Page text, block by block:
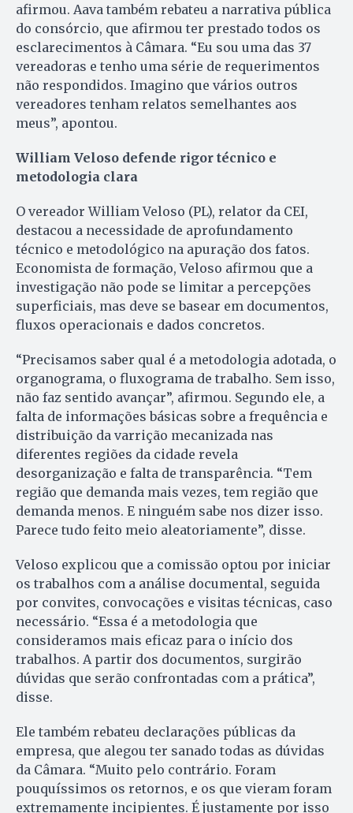
afirmou. Aava também rebateu a narrativa pública
do consórcio, que afirmou ter prestado todos os
esclarecimentos à Câmara. “Eu sou uma das 37
vereadoras e tenho uma série de requerimentos
não respondidos. Imagino que vários outros
vereadores tenham relatos semelhantes aos
meus”, apontou.
William Veloso defende rigor técnico e
metodologia clara
O vereador William Veloso (PL), relator da CEI,
destacou a necessidade de aprofundamento
técnico e metodológico na apuração dos fatos.
Economista de formação, Veloso afirmou que a
investigação não pode se limitar a percepções
superficiais, mas deve se basear em documentos,
fluxos operacionais e dados concretos.
“Precisamos saber qual é a metodologia adotada, o
organograma, o fluxograma de trabalho. Sem isso,
não faz sentido avançar”, afirmou. Segundo ele, a
falta de informações básicas sobre a frequência e
distribuição da varrição mecanizada nas
diferentes regiões da cidade revela
desorganização e falta de transparência. “Tem
região que demanda mais vezes, tem região que
demanda menos. E ninguém sabe nos dizer isso.
Parece tudo feito meio aleatoriamente”, disse.
Veloso explicou que a comissão optou por iniciar
os trabalhos com a análise documental, seguida
por convites, convocações e visitas técnicas, caso
necessário. “Essa é a metodologia que
consideramos mais eficaz para o início dos
trabalhos. A partir dos documentos, surgirão
dúvidas que serão confrontadas com a prática”,
disse.
Ele também rebateu declarações públicas da
empresa, que alegou ter sanado todas as dúvidas
da Câmara. “Muito pelo contrário. Foram
pouquíssimos os retornos, e os que vieram foram
extremamente incipientes. É justamente por isso